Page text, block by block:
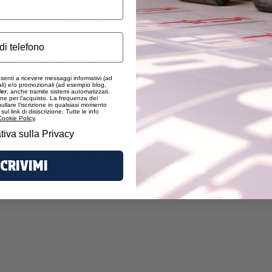
ma più “sensibile” di quanto sembri.
tempi e pressione, perché il
colore e finitura.
resa finale della grafica: su un tessuto
meno confortevole. Per questo
una produzione importante, è sempre
grafica e risultato desiderato. È qui
a ricevere messaggi informativi (ad
e/o promozionali (ad esempio blog,
, anche tramite sistemi automatizzati.
per l’acquisto. La frequenza dei
l’iscrizione in qualsiasi momento
link di disiscrizione. Tutte le info
Policy.
sulla Privacy